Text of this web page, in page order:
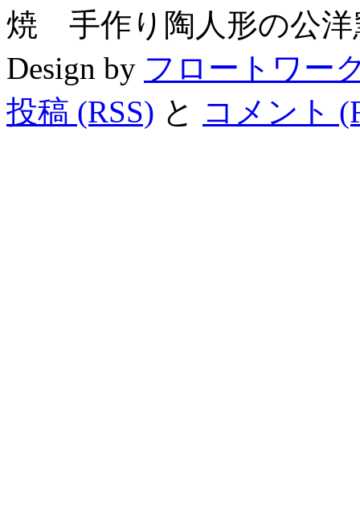
焼 手作り陶人形の公洋
Design by フロートワー
投稿 (RSS) と コメント